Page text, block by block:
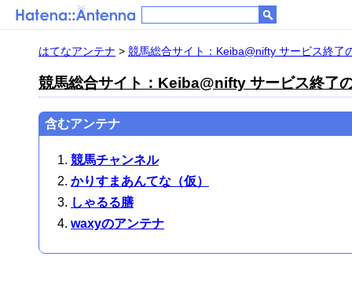
はてなアンテナ > 競馬総合サイト：Keiba@nifty サービス終了
競馬総合サイト：Keiba@nifty サービス終了
含むアンテナ
競馬チャンネル
かりすまあんてな（仮）
しゃるる膳
waxyのアンテナ